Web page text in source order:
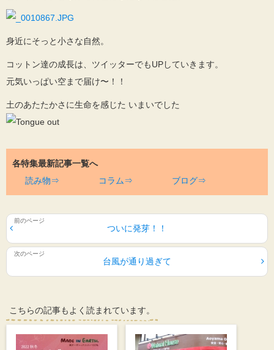
身近にそっと小さな自然。
コットン達の成長は、ツイッターでもUPしていきます。
元気いっぱい空まで届け〜！！
土のあたたかさに生命を感じた いまいでした
各特集最新記事一覧へ
読み物⇒
コラム⇒ ブログ⇒
ついに発芽！！
台風が通り過ぎて
こちらの記事もよく読まれています。